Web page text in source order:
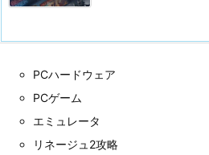
PCハードウェア
PCゲーム
エミュレータ
リネージュ2攻略